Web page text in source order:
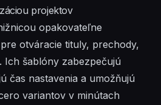
projektov
opakovateľne
otváracie tituly, prechody,
Ich šablóny zabezpečujú
čas nastavenia a umožňujú
variantov v minútach